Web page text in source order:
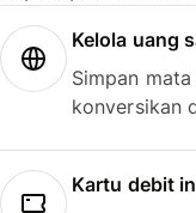
Kelola uang
Simpan
konversikan
Kartu debit